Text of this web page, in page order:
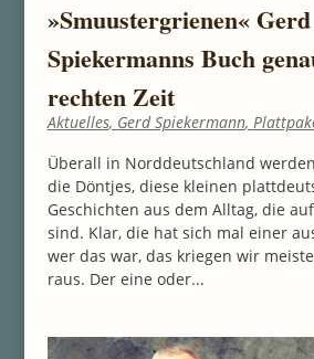
»Smuustergrienen« Gerd
Spiekermanns Buch
rechten Zeit
Aktuelles, Gerd Spiekermann,
Überall in Norddeutschland
die Döntjes, diese kleinen
Geschichten aus dem Alltag, die
sind. Klar, die hat sich mal einer
wer das war, das kriegen wir
raus. Der eine oder...